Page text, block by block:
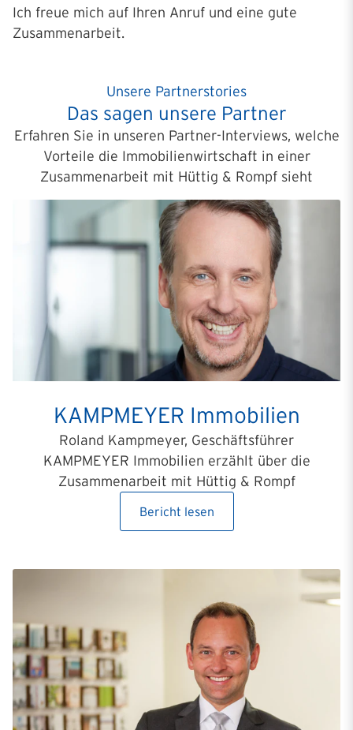
Ich freue mich auf Ihren Anruf und eine gute
Zusammenarbeit.
Unsere Partnerstories
Das sagen unsere Partner
Erfahren Sie in unseren Partner-Interviews, welche
Vorteile die Immobilienwirtschaft in einer
Zusammenarbeit mit Hüttig & Rompf sieht
KAMPMEYER Immobilien
Roland Kampmeyer, Geschäftsführer
KAMPMEYER Immobilien erzählt über die
Zusammenarbeit mit Hüttig & Rompf
Bericht lesen